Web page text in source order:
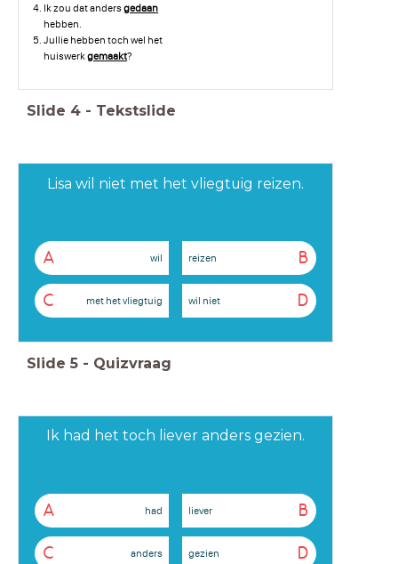
Ik zou dat andersgedaan
hebben.
Jullie hebben toch wel het
huiswerkgemaakt?
Slide 4 - Tekstslide
Lisa wil niet met het vliegtuig reizen.
A wil B
reizen
C met het vliegtuig D
wil niet
Slide 5 - Quizvraag
Ik had het toch liever anders gezien.
A had B
liever
C anders D
gezien